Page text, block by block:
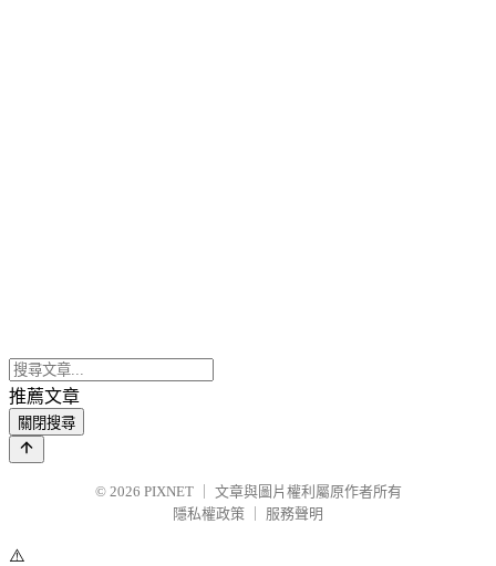
推薦文章
關閉搜尋
© 2026 PIXNET
文章與圖片權利屬原作者所有
隱私權政策
服務聲明
⚠️